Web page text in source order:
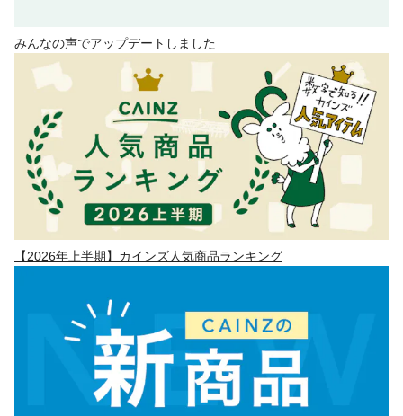
みんなの声でアップデートしました
【2026年上半期】カインズ人気商品ランキング